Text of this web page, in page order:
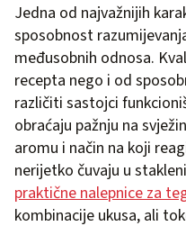
Jedna od najvažnijih
sposobnost
međusobnih odnosa.
recepta nego i od
različiti sastojci
obraćaju pažnju na
aromu i način na koji
nerijetko čuvaju u
praktične nalepnice za
kombinacije ukusa, ali